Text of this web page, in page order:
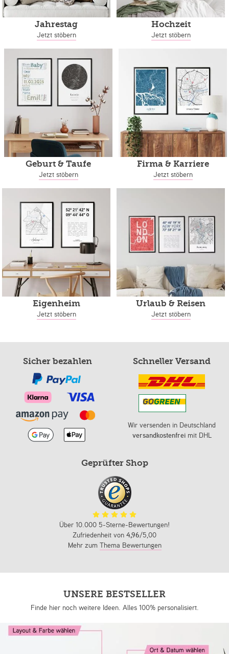
Jahrestag
Jetzt stöbern
Hochzeit
Jetzt stöbern
Geburt & Taufe
Jetzt stöbern
Firma & Karriere
Jetzt stöbern
Eigenheim
Jetzt stöbern
Urlaub & Reisen
Jetzt stöbern
Sicher bezahlen Schneller Versand
Wir versenden in Deutschland
versandkostenfreimit DHL
Geprüfter Shop
Über 10.000 5-Sterne-Bewertungen!
Zufriedenheit von 4,96/5,00
Mehr zum Thema Bewertungen
UNSERE BESTSELLER
Finde hier noch weitere Ideen. Alles 100% personalisiert.